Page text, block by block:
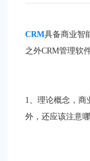
CRM具备商业智
之外CRM管理软
1、理论概念，
外，还应该注意